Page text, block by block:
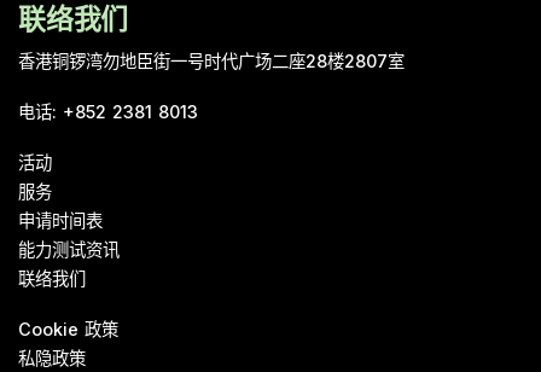
联络我们
香港铜锣湾勿地臣街一号时代广场二座28楼2807室
电话: +852 2381 8013
活动
服务
申请时间表
能力测试资讯
联络我们
Cookie 政策
私隐政策